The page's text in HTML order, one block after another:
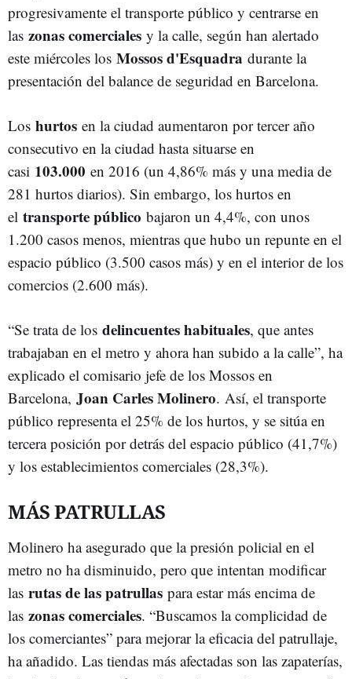
progresivamente el transporte público y centrarse en
las zonas comerciales y la calle, según han alertado
este miércoles los Mossos d'Esquadra durante la
presentación del balance de seguridad en Barcelona.
Los hurtos en la ciudad aumentaron por tercer año
consecutivo en la ciudad hasta situarse en
casi 103.000 en 2016 (un 4,86% más y una media de
281 hurtos diarios). Sin embargo, los hurtos en
el transporte público bajaron un 4,4%, con unos
1.200 casos menos, mientras que hubo un repunte en el
espacio público (3.500 casos más) y en el interior de los
comercios (2.600 más).
“Se trata de los delincuentes habituales, que antes
trabajaban en el metro y ahora han subido a la calle”, ha
explicado el comisario jefe de los Mossos en
Barcelona, Joan Carles Molinero. Así, el transporte
público representa el 25% de los hurtos, y se sitúa en
tercera posición por detrás del espacio público (41,7%)
y los establecimientos comerciales (28,3%).
MÁS PATRULLAS
Molinero ha asegurado que la presión policial en el
metro no ha disminuido, pero que intentan modificar
las rutas de las patrullas para estar más encima de
las zonas comerciales. “Buscamos la complicidad de
los comerciantes” para mejorar la eficacia del patrullaje,
ha añadido. Las tiendas más afectadas son las zapaterías,